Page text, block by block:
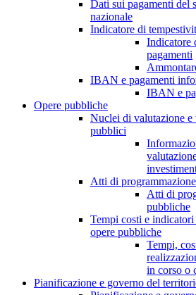
Dati sui pagamenti del
nazionale
Indicatore di
Indicatore
pagamenti
IBAN e pagamenti
IBAN e
Opere pubbliche
Nuclei di valutazione
pubblici
Atti di
Atti di
pubbliche
Tempi costi e
opere pubbliche
Tempi,
in corso o
Pianificazione e governo del